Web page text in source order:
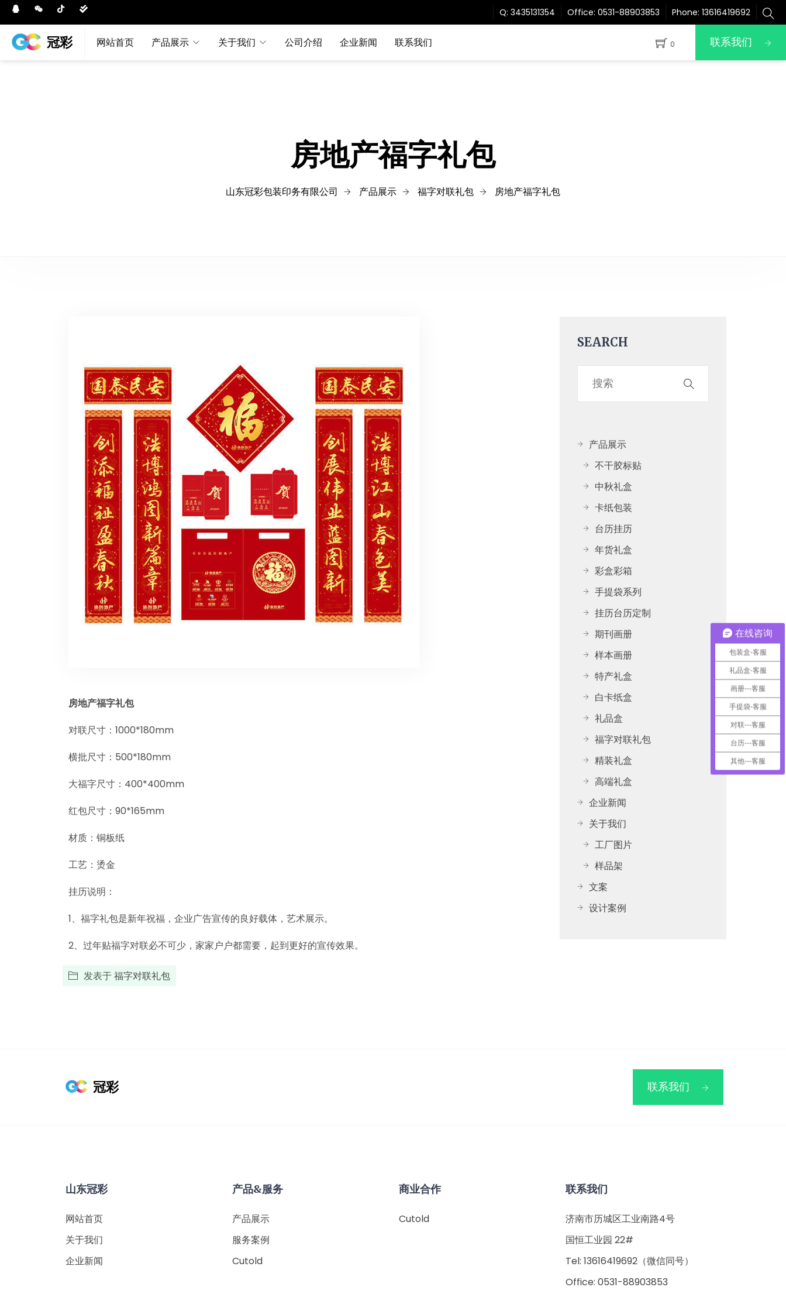
Q: 3435131354 Office: 0531-88903853 Phone: 13616419692
冠彩 网站首页 产品展示 关于我们 公司介绍 企业新闻 联系我们 0 联系我们
房地产福字礼包
山东冠彩包装印务有限公司 产品展示 福字对联礼包 房地产福字礼包
房地产福字礼包
对联尺寸：1000*180mm
横批尺寸：500*180mm
大福字尺寸：400*400mm
红包尺寸：90*165mm
材质：铜板纸
工艺：烫金
挂历说明：
1、福字礼包是新年祝福，企业广告宣传的良好载体，艺术展示。
2、过年贴福字对联必不可少，家家户户都需要，起到更好的宣传效果。
发表于福字对联礼包
SEARCH
产品展示
不干胶标贴
中秋礼盒
卡纸包装
台历挂历
年货礼盒
彩盒彩箱
手提袋系列
挂历台历定制
期刊画册
样本画册
特产礼盒
白卡纸盒
礼品盒
福字对联礼包
精装礼盒
高端礼盒
企业新闻
关于我们
工厂图片
样品架
文案
设计案例
冠彩 联系我们
山东冠彩
网站首页
关于我们
企业新闻
产品&服务
产品展示
服务案例
Cutold
商业合作
Cutold
联系我们
济南市历城区工业南路4号
国恒工业园 22#
Tel: 13616419692（微信同号）
Office: 0531-88903853
在线咨询
包装盒-客服
礼品盒-客服
画册---客服
手提袋-客服
对联---客服
台历---客服
其他---客服